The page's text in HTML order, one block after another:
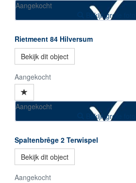
Aangekocht
Bekijk grote foto's
Rietmeent 84 Hilversum
Bekijk dit object
Aangekocht
Aangekocht
Bekijk grote foto's
Spaltenbrêge 2 Terwispel
Bekijk dit object
Aangekocht